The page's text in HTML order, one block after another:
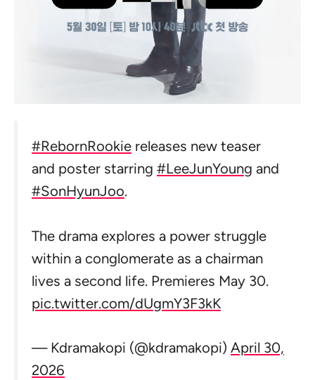
#RebornRookie releases new teaser
and poster starring #LeeJunYoung and
#SonHyunJoo.
The drama explores a power struggle
within a conglomerate as a chairman
lives a second life. Premieres May 30.
pic.twitter.com/dUgmY3F3kK
— Kdramakopi (@kdramakopi) April 30,
2026